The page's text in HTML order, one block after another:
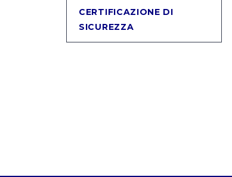
CERTIFICAZIONE DI
SICUREZZA